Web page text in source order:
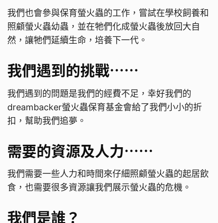
我們也會參與保育螢火蟲的工作，嘗試在學校飼養和
照顧螢火蟲幼蟲，並在牠們化成螢火蟲後放回大自
然，讓牠們延續生命，培養下一代。
我們遇到的挑戰⋯⋯
我們遇到的問題是我們的經費不足，幸好我們的
dreambacker螢火蟲保育基金會給了我們小小的折
扣，幫助我們追夢。
需要的資源及人力⋯⋯
我們需要一些人力和時間來仔細照顧螢火蟲的起居飲
食，也需要很多資源讓我們展示螢火蟲的危機。
我們是誰？